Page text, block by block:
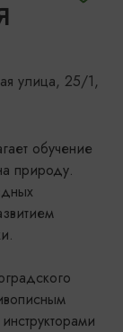
улица, 25/1,
обучение
природу.